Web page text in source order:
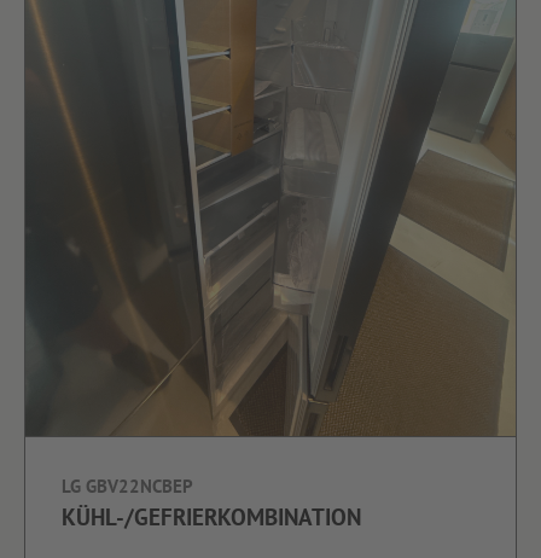
LG GBV22NCBEP
KÜHL-/GEFRIERKOMBINATION